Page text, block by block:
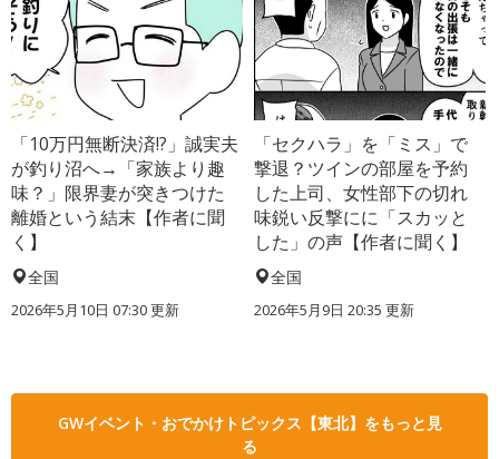
「10万円無断決済!?」誠実夫
が釣り沼へ→「家族より趣
味？」限界妻が突きつけた
離婚という結末【作者に聞
く】
全国
2026年5月10日 07:30 更新
「セクハラ」を「ミス」で
撃退？ツインの部屋を予約
した上司、女性部下の切れ
味鋭い反撃にに「スカッと
した」の声【作者に聞く】
全国
2026年5月9日 20:35 更新
GWイベント・おでかけトピックス【東北】をもっと見
る